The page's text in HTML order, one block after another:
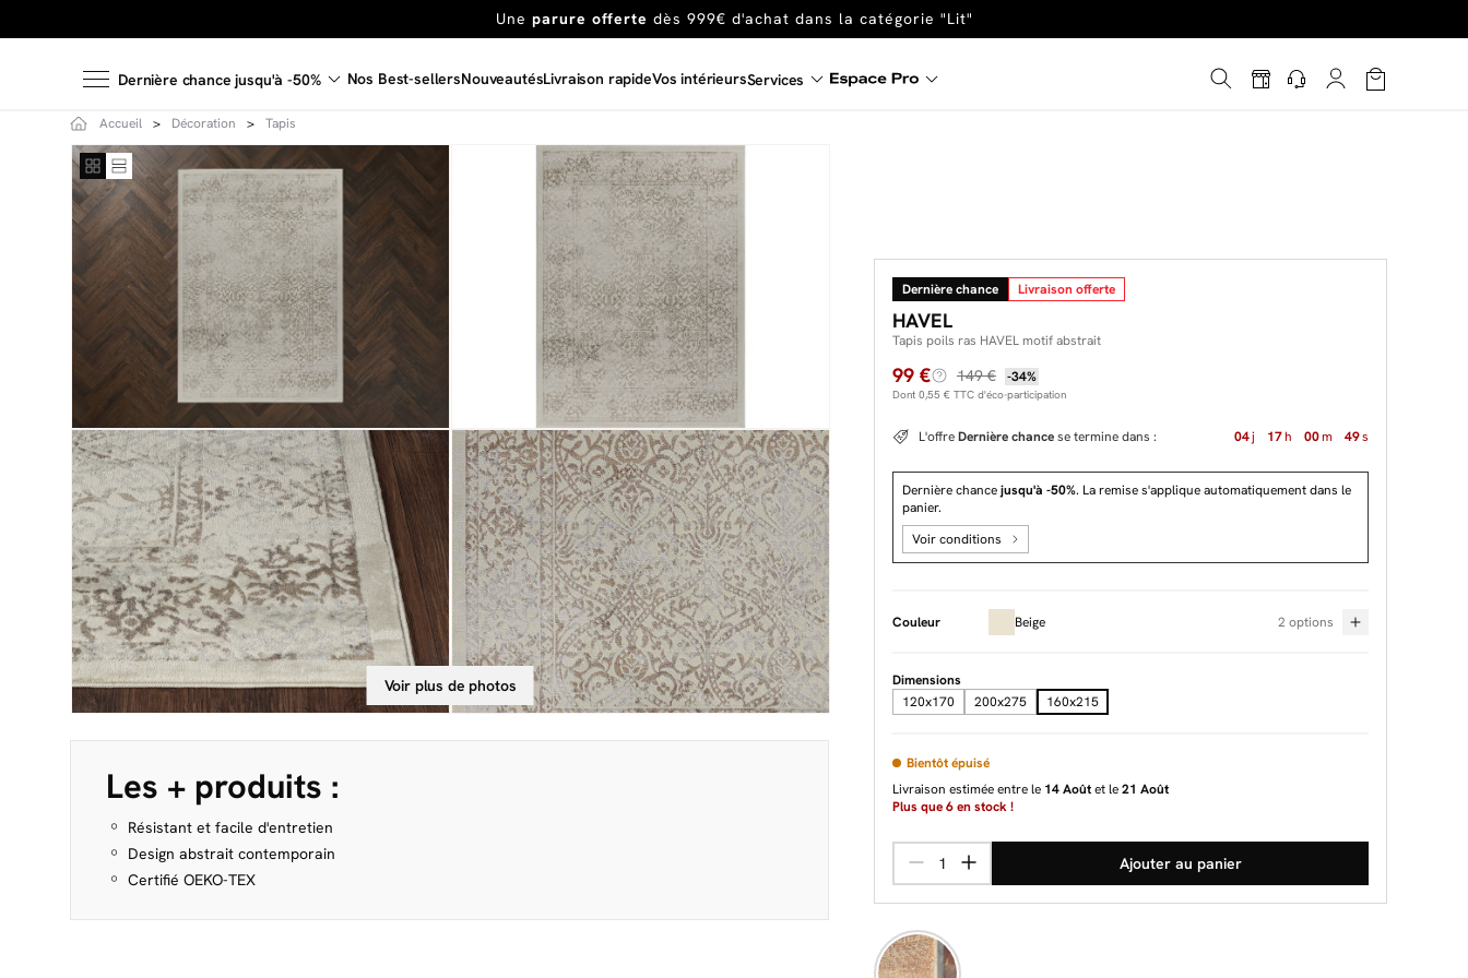
En ce moment, profitez d'untapis offert dès 1299€ de canapé
Dernière chance jusqu'à -50% Nos Best-sellersNouveautésLivraison rapideVos intérieursServices
Accueil Décoration Tapis
Voir plus de photos
Les + produits :
Résistant et facile d'entretien
Design abstrait contemporain
Certifié OEKO-TEX
Dernière chance Livraison offerte
HAVEL
Tapis poils ras HAVEL motif abstrait
99 € 149 € -34%
Dont 0,55 € TTC d'éco-participation
L'offreDernière chancese termine dans : 04j 17h 00m 48s
Dernière chancejusqu'à -50%. La remise s'applique automatiquement dans le
panier.
Voir conditions
Couleur Beige 2 options
Dimensions
120x170
200x275 160x215
Bientôt épuisé
Livraison estimée entre le 14 Aoûtet le21 Août
Plus que6en stock !
Ajouter au panier